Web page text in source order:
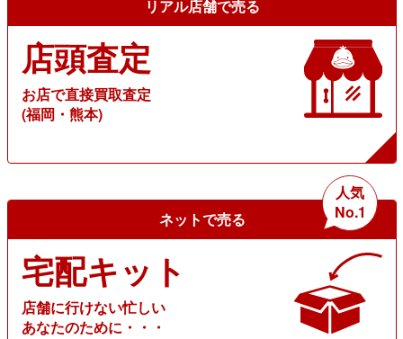
リアル店舗で売る
店頭査定
お店で直接買取査定
(福岡・熊本)
ネットで売る
人気
No.1
宅配キット
店舗に行けない忙しい
あなたのために・・・